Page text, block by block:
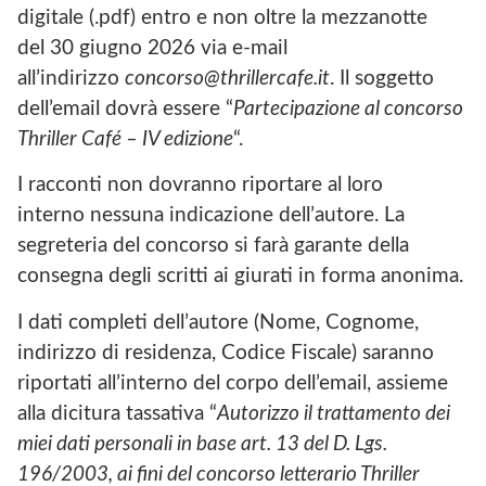
digitale (.pdf) entro e non oltre la mezzanotte
del 30 giugno 2026 via e-mail
all’indirizzo concorso@thrillercafe.it. Il soggetto
dell’email dovrà essere “Partecipazione al concorso
Thriller Café – IV edizione“.
I racconti non dovranno riportare al loro
interno nessuna indicazione dell’autore. La
segreteria del concorso si farà garante della
consegna degli scritti ai giurati in forma anonima.
I dati completi dell’autore (Nome, Cognome,
indirizzo di residenza, Codice Fiscale) saranno
riportati all’interno del corpo dell’email, assieme
alla dicitura tassativa “Autorizzo il trattamento dei
miei dati personali in base art. 13 del D. Lgs.
196/2003, ai fini del concorso letterario Thriller